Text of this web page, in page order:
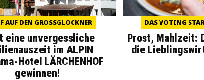
AUF DEN GROSSGLOCKNER
eine unvergessliche
im ALPIN
Hotel LÄRCHENHOF
gewinnen!
DAS VOTING
Prost, Mahlzeit:
die